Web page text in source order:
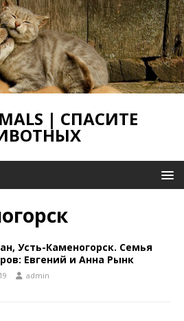
| СПАСИТЕ
Усть-Каменогорск. Семья
Евгений и Анна Рынк
admin